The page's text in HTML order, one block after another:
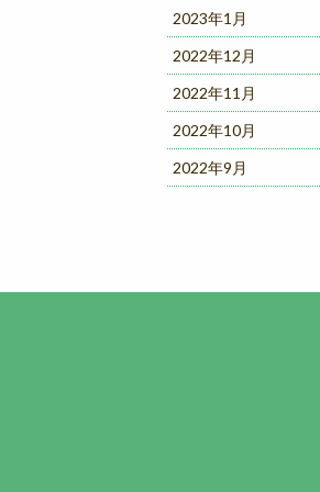
2023年1月
2022年12月
2022年11月
2022年10月
2022年9月